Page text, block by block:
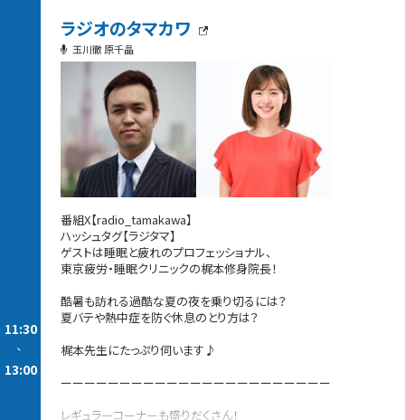
11:30
-
13:00
ラジオのタマカワ
玉川徹 原千晶
番組X【radio_tamakawa】
ハッシュタグ【ラジタマ】
ゲストは睡眠と疲れのプロフェッショナル、
東京疲労・睡眠クリニックの梶本修身院長！
酷暑も訪れる過酷な夏の夜を乗り切るには？
夏バテや熱中症を防ぐ休息のとり方は？
梶本先生にたっぷり伺います♪
ーーーーーーーーーーーーーーーーーーーーーーー
レギュラーコーナーも盛りだくさん！